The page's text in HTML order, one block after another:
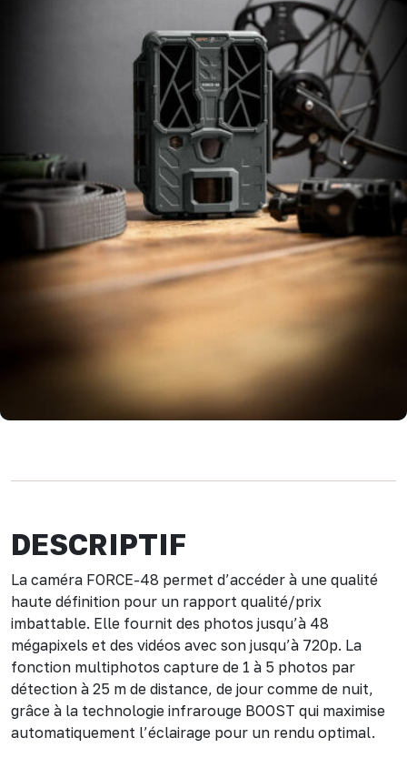
DESCRIPTIF
La caméra FORCE-48 permet d’accéder à une qualité
haute définition pour un rapport qualité/prix
imbattable. Elle fournit des photos jusqu’à 48
mégapixels et des vidéos avec son jusqu’à 720p. La
fonction multiphotos capture de 1 à 5 photos par
détection à 25 m de distance, de jour comme de nuit,
grâce à la technologie infrarouge BOOST qui maximise
automatiquement l’éclairage pour un rendu optimal.